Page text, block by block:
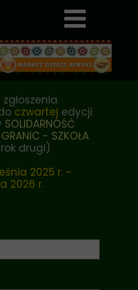
czwartej edycji
SOLIDARNOŚĆ
- SZKOŁA
drugi)
2025 r. -
2026 r.